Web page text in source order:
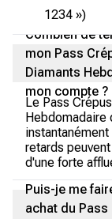
1234 »)
Combien de
mon Pass
Diamants
mon compte ?
Le Pass
Hebdomadaire
retards
d'une forte
Puis-je me
achat du